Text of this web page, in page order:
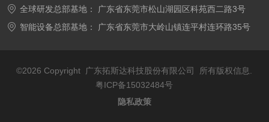
全球研发总部基地：
广东省东莞市松山湖园区科苑西二路3号
智能设备总部基地：
广东省东莞市大岭山镇连平村连环路35号
©2026 Copyright 广东拓斯达科技股份有限公司 所有版权信息.
粤ICP备15032484号
隐私政策